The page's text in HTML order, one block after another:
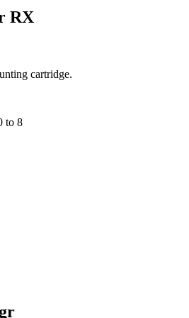
RX
cartridge.
to 8